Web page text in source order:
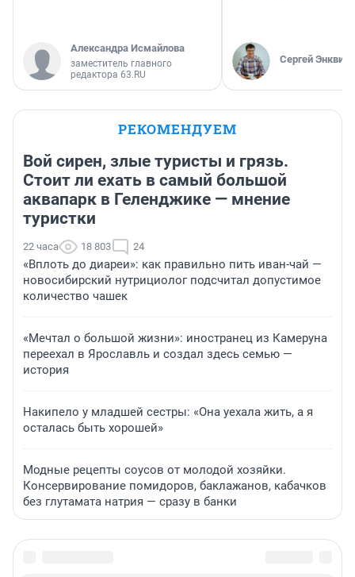
Александра Исмайлова
заместитель главного
редактора 63.RU
Сергей Энквист
РЕКОМЕНДУЕМ
Вой сирен, злые туристы и грязь.
Стоит ли ехать в самый большой
аквапарк в Геленджике — мнение
туристки
22 часа 18 803 24
«Вплоть до диареи»: как правильно пить иван-чай —
новосибирский нутрициолог подсчитал допустимое
количество чашек
«Мечтал о большой жизни»: иностранец из Камеруна
переехал в Ярославль и создал здесь семью —
история
Накипело у младшей сестры: «Она уехала жить, а я
осталась быть хорошей»
Модные рецепты соусов от молодой хозяйки.
Консервирование помидоров, баклажанов, кабачков
без глутамата натрия — сразу в банки